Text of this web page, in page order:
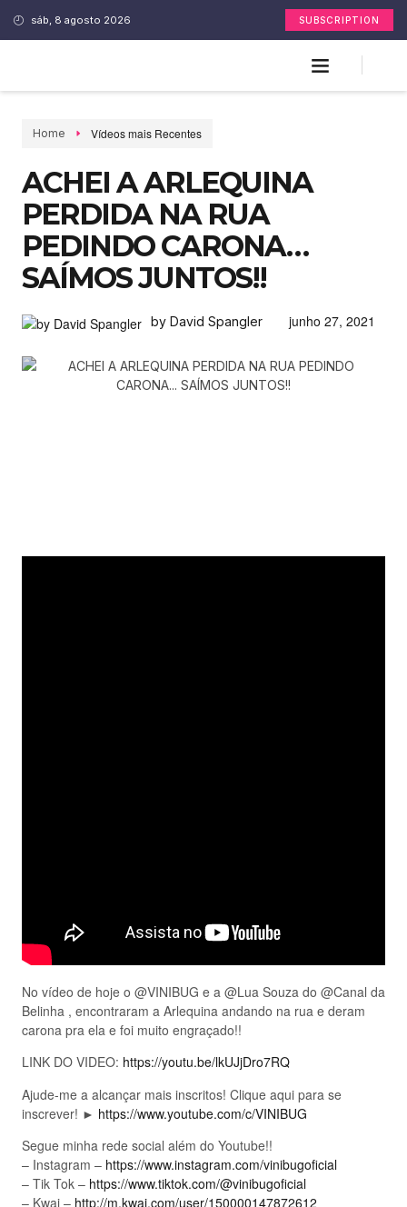
sáb, 8 agosto 2026 SUBSCRIPTION
Home Vídeos mais Recentes
ACHEI A ARLEQUINA
PERDIDA NA RUA
PEDINDO CARONA…
SAÍMOS JUNTOS!!
by David Spangler junho 27, 2021
No vídeo de hoje o @VINIBUG e a @Lua Souza do @Canal da
Belinha , encontraram a Arlequina andando na rua e deram
carona pra ela e foi muito engraçado!!
LINK DO VIDEO: https://youtu.be/lkUJjDro7RQ
Ajude-me a alcançar mais inscritos! Clique aqui para se
inscrever! ► https://www.youtube.com/c/VINIBUG
Segue minha rede social além do Youtube!!
– Instagram – https://www.instagram.com/vinibugoficial
– Tik Tok – https://www.tiktok.com/@vinibugoficial
– Kwai – http://m.kwai.com/user/150000147872612